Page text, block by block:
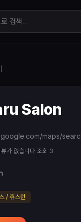
Salon
가 없습니다·조회 3
/ 휴스턴